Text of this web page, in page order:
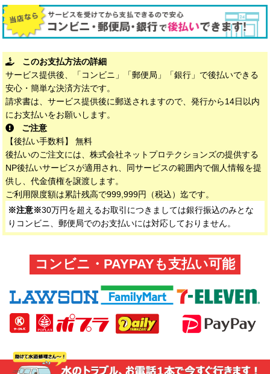
このお支払方法の詳細
サービス提供後、「コンビニ」「郵便局」「銀行」で後払いできる
安心・簡単な決済方法です。
請求書は、サービス提供後に郵送されますので、発行から14日以内
にお支払いをお願いします。
ご注意
【後払い手数料】 無料
後払いのご注文には、株式会社ネットプロテクションズの提供する
NP後払いサービスが適用され、同サービスの範囲内で個人情報を提
供し、代金債権を譲渡します。
ご利用限度額は累計残高で999,999円（税込）迄です。
※注意※30万円を超えるお取引につきましては銀行振込のみとな
りコンビニ、郵便局でのお支払いには対応しておりません。
コンビニ・PAYPAYも支払い可能